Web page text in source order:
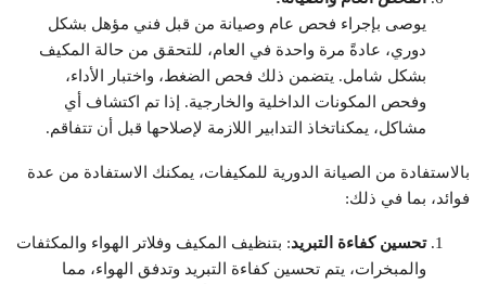
يوصى بإجراء فحص عام وصيانة من قبل فني مؤهل بشكل
دوري، عادةً مرة واحدة في العام، للتحقق من حالة المكيف
بشكل شامل. يتضمن ذلك فحص الضغط، واختبار الأداء،
وفحص المكونات الداخلية والخارجية. إذا تم اكتشاف أي
مشاكل، يمكناتخاذ التدابير اللازمة لإصلاحها قبل أن تتفاقم.
بالاستفادة من الصيانة الدورية للمكيفات، يمكنك الاستفادة من عدة
فوائد، بما في ذلك:
تحسين كفاءة التبريد: بتنظيف المكيف وفلاتر الهواء والمكثفات
والمبخرات، يتم تحسين كفاءة التبريد وتدفق الهواء، مما